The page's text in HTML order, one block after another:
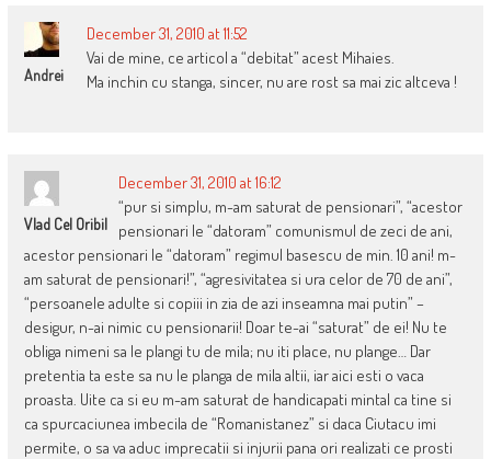
Andrei
December 31, 2010 at 11:52
Vai de mine, ce articol a “debitat” acest Mihaies.
Ma inchin cu stanga, sincer, nu are rost sa mai zic altceva !
Vlad Cel Oribil
December 31, 2010 at 16:12
“pur si simplu, m-am saturat de pensionari”, “acestor
pensionari le “datoram” comunismul de zeci de ani,
acestor pensionari le “datoram” regimul basescu de min. 10 ani! m-
am saturat de pensionari!”, “agresivitatea si ura celor de 70 de ani”,
“persoanele adulte si copiii in zia de azi inseamna mai putin” –
desigur, n-ai nimic cu pensionarii! Doar te-ai “saturat” de ei! Nu te
obliga nimeni sa le plangi tu de mila; nu iti place, nu plange… Dar
pretentia ta este sa nu le planga de mila altii, iar aici esti o vaca
proasta. Uite ca si eu m-am saturat de handicapati mintal ca tine si
ca spurcaciunea imbecila de “Romanistanez” si daca Ciutacu imi
permite, o sa va aduc imprecatii si injurii pana ori realizati ce prosti